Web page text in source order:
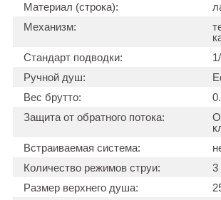
Материал (строка):
Механизм:
Стандарт подводки:
Ручной душ:
Вес брутто:
Защита от обратного потока:
Встраиваемая система:
Количество режимов струи:
3
Размер верхнего душа: